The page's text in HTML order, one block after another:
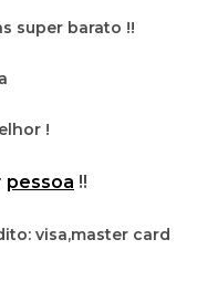
super barato !!
!
pessoa !!
visa,master card